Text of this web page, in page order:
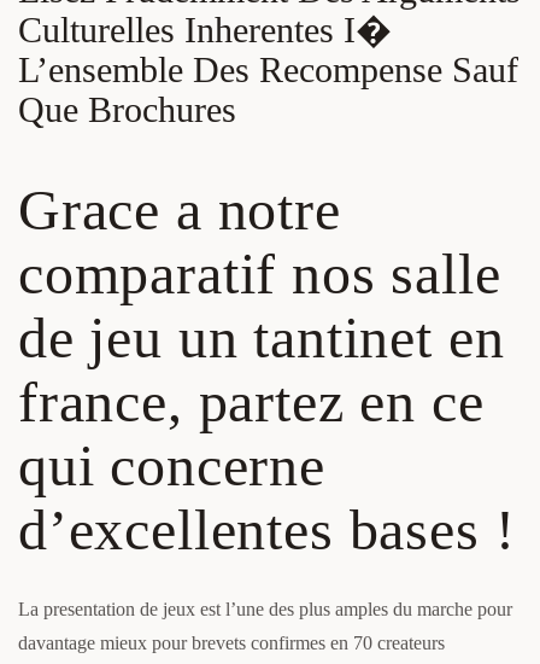
Culturelles Inherentes I�
L’ensemble Des Recompense Sauf
Que Brochures
Grace a notre
comparatif nos salle
de jeu un tantinet en
france, partez en ce
qui concerne
d’excellentes bases !
La presentation de jeux est l’une des plus amples du marche pour
davantage mieux pour brevets confirmes en 70 createurs